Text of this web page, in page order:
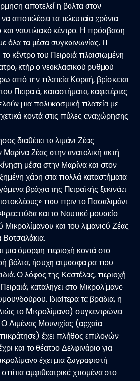
αποτελεί η βόλτα στον
αποτελέσει τα τελευταία χρόνια
και ναυτιλιακό κέντρο. Η πρόσβαση
όλα τα μέσα συγκοινωνίας. Η
το κέντρο του Πειραιά πλαισιωμένη
κτήριο νεοκλασικού ρυθμού
από την πλατεία Κοραή, βρίσκεται
Πειραιά, καταστήματα, καφετέριες
μια πολυκοσμική πλατεία με
κοντά στις πύλες αναχώρησης
διαθέτει το λιμάνι Ζέας
Ζέας στην ανατολική ακτή
μέσα στην Μαρίνα και στον
χάρη στα πολλά καταστήματα
βράχια της Πειραϊκής ξεκινάει
που πριν το Πασαλιμάνι
και το Ναυτικό μουσείο
και του λιμανιού Ζέας
Βοτσαλάκια.
μια όμορφη περιοχή κοντά στο
βόλτα, ήσυχη ατμόσφαιρα που
Ο λόφος της Καστέλας, περιοχή
καταλήγει στο Μικρολίμανο
Ιδιαίτερα τα βράδια, η
το Μικρολίμανο) συγκεντρώνει
Λιμένας Μουνιχίας (αρχαία
έχει πλήθος επιλογών
και το θέατρο Δελφινάριο για
έχει μια ζωγραφιστή
αμφιθεατρικά χτισμένα στο